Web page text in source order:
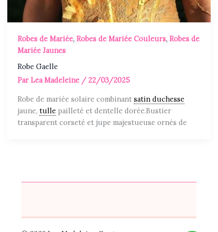
Robes de Mariée,Robes de Mariée Couleurs,Robes de
Mariée Jaunes
Robe Gaelle
ParLea Madeleine / 22/03/2025
Robe de mariée solaire combinantsatin duchesse
jaune,tulle pailleté et dentelle dorée.Bustier
transparent corseté et jupe majestueuse ornés de